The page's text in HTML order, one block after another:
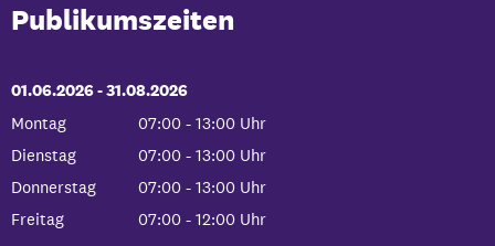
Publikumszeiten
01.06.2026-bis
31.08.2026
Montag
07:00 - 13:00 Uhr
Von 07:00 bis 13:00 Uhr
Dienstag 07:00 - 13:00 Uhr
Von 07:00 bis 13:00 Uhr
Donnerstag 07:00 - 13:00 Uhr
Von 07:00 bis 13:00 Uhr
Freitag 07:00 - 12:00 Uhr